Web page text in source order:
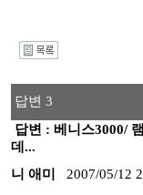
답변 3
답변 : 베니스3000/
데...
니 애미
2007/05/12